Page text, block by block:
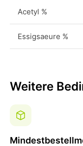
Acetyl %
Essigsaeure %
Weitere